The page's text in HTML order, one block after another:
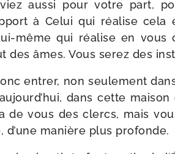
aus­si pour votre part,
à Celui qui réa­lise cela
​même qui réa­lise en
des âmes. Vous serez des
entrer, non seule­ment
dans cette
de vous des clercs, mais
d’une manière plus profonde.